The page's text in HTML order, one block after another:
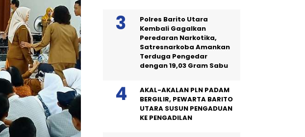
Polres Barito Utara
Kembali Gagalkan
Peredaran Narkotika,
Satresnarkoba Amankan
Terduga Pengedar
dengan 19,03 Gram Sabu
AKAL-AKALAN PLN PADAM
BERGILIR, PEWARTA BARITO
UTARA SUSUN PENGADUAN
KE PENGADILAN